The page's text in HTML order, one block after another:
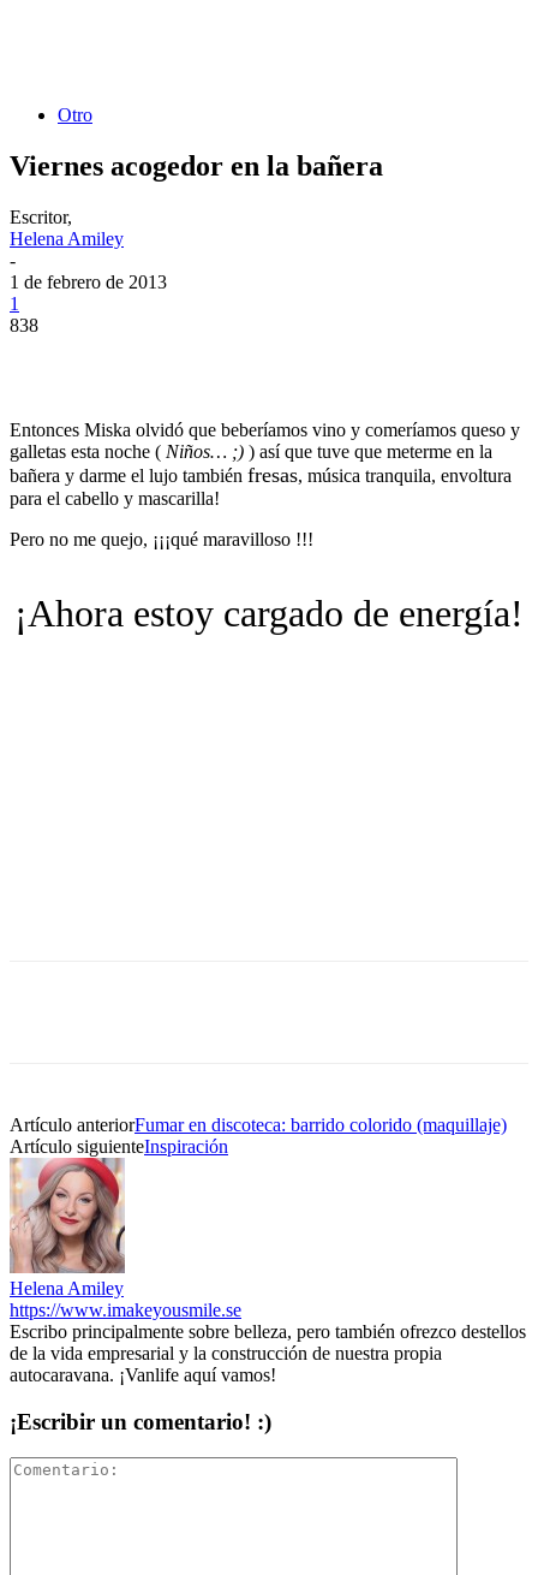
Otro
Viernes acogedor en la bañera
Escritor,
Helena Amiley
-
1 de febrero de 2013
1
838
Entonces Miska olvidó que beberíamos vino y comeríamos queso y
galletas esta noche ( Niños… ;) ) así que tuve que meterme en la
bañera y darme el lujo también fresas, música tranquila, envoltura
para el cabello y mascarilla!
Pero no me quejo, ¡¡¡qué maravilloso !!!
¡Ahora estoy cargado de energía!
Artículo anteriorFumar en discoteca: barrido colorido (maquillaje)
Artículo siguienteInspiración
Helena Amiley
https://www.imakeyousmile.se
Escribo principalmente sobre belleza, pero también ofrezco destellos
de la vida empresarial y la construcción de nuestra propia
autocaravana. ¡Vanlife aquí vamos!
¡Escribir un comentario! :)